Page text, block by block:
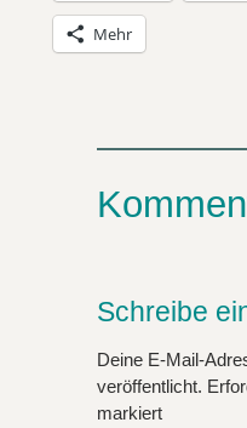
Mehr
Schreibe
Deine E-Mail-
veröffentlicht.
markiert